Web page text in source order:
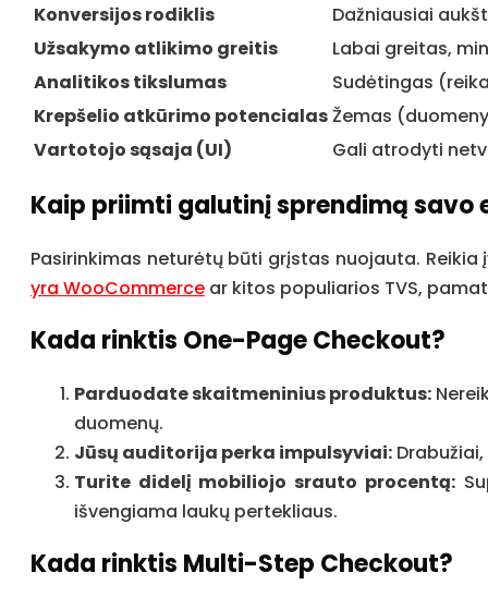
Konversijos rodiklis
Dažniausiai
Užsakymo atlikimo greitis
Labai greitas,
Analitikos tikslumas
Sudėtingas
Krepšelio atkūrimo potencialasŽemas
Vartotojo sąsaja (UI)
Gali atrodyti
Kaip priimti galutinį sprendimą savo
Pasirinkimas neturėtų būti grįstas nuojauta.
yra WooCommerce ar kitos populiarios TVS,
Kada rinktis One-Page Checkout?
Parduodate skaitmeninius produktus:
duomenų.
Jūsų auditorija perka impulsyviai:
Turite didelį mobiliojo srauto procentą:
išvengiama laukų pertekliaus.
Kada rinktis Multi-Step Checkout?